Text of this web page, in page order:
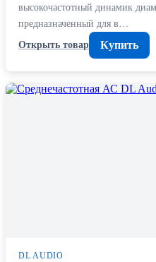
высокочастотный динамик
предназначенный для в…
Открыть товар
Купить
DL AUDIO